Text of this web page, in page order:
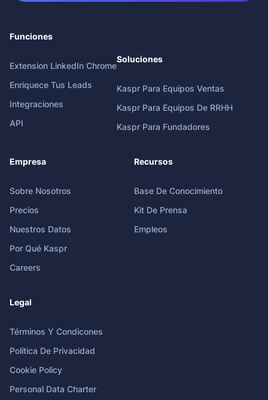
Funciones
Extension LinkedIn Chrome
Enriquece Tus Leads
Integraciones
API
Soluciones
Kaspr Para Equipos Ventas
Kaspr Para Equipos De RRHH
Kaspr Para Fundadores
Empresa
Sobre Nosotros
Precios
Nuestros Datos
Por Qué Kaspr
Careers
Recursos
Base De Conocimiento
Kit De Prensa
Empleos
Legal
Términos Y Condicones
Política De Privacidad
Cookie Policy
Personal Data Charter